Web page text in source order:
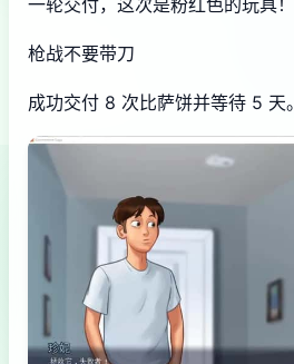
枪战不要带刀
成功交付 8 次比萨饼并等待 5 天。